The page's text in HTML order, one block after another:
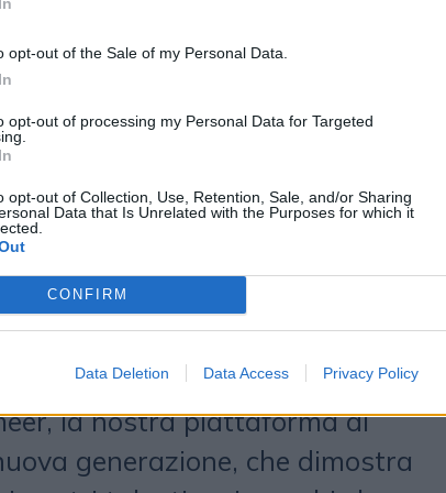
opt-out of the Sale of my Personal Data.
opt-out of processing my Personal Data for Targeted
opt-out of Collection, Use, Retention, Sale, and/or Sharing
Data that Is Unrelated with the Purposes for which it
CONFIRM
Data Deletion Data Access Privacy Policy
nostro sistema operativo, ora
per riflettere le sue capacità
sta producendo un
clienti. Crediamo che
quando la comprensione umana
delle macchine. Ora
creazione di efficienze per
nuove, con
incorporata nel cuore di tutto ciò
orgoglioso di presentare
la nostra piattaforma di
generazione, che dimostra